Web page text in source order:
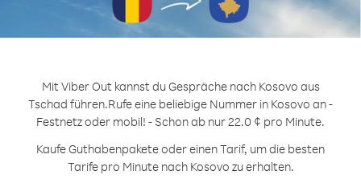
Mit Viber Out kannst du Gespräche nach Kosovo aus
Tschad führen.Rufe eine beliebige Nummer in Kosovo an -
Festnetz oder mobil! - Schon ab nur 22.0 ¢ pro Minute.
Kaufe Guthabenpakete oder einen Tarif, um die besten
Tarife pro Minute nach Kosovo zu erhalten.